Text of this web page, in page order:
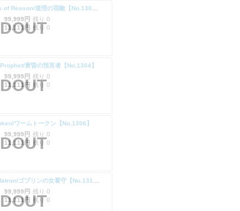
99,999円 残り 0
11,111円 残り 0
黄昏の預言者【No.1304】
99,999円 残り 0
11,111円 残り 0
ワームトークン【No.1306】
99,999円 残り 0
11,111円 残り 0
(SLD-RR)Goblin Matron/ゴブリンの女看守【No.1312】
99,999円 残り 0
11,111円 残り 0